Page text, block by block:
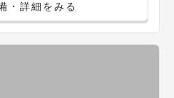
・詳細をみる